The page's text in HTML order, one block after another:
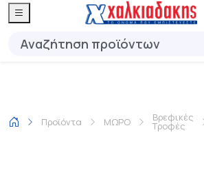
Προϊόντα ΜΩΡΟ Βρεφικές
Τροφές